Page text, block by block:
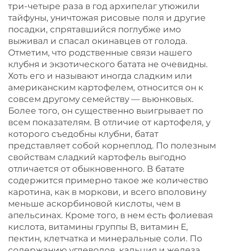
три-четыре раза в год архипелаг утюжили
тайфуны, уничтожая рисовые поля и другие
посадки, спрятавшийся поглубже имо
выживал и спасал окинавцев от голода.
Отметим, что родственные связи нашего
клубня и экзотического батата не очевидны.
Хоть его и называют иногда сладким или
американским картофелем, относится он к
совсем другому семейству — вьюнковых.
Более того, он существенно выигрывает по
всем показателям. В отличие от картофеля, у
которого съедобны клубни, батат
представляет собой корнеплод. По полезным
свойствам сладкий картофель выгодно
отличается от обыкновенного. В батате
содержится примерно такое же количество
каротина, как в моркови, и всего вполовину
меньше аскорбиновой кислоты, чем в
апельсинах. Кроме того, в нем есть фолиевая
кислота, витамины группы В, витамин Е,
пектин, клетчатка и минеральные соли. По